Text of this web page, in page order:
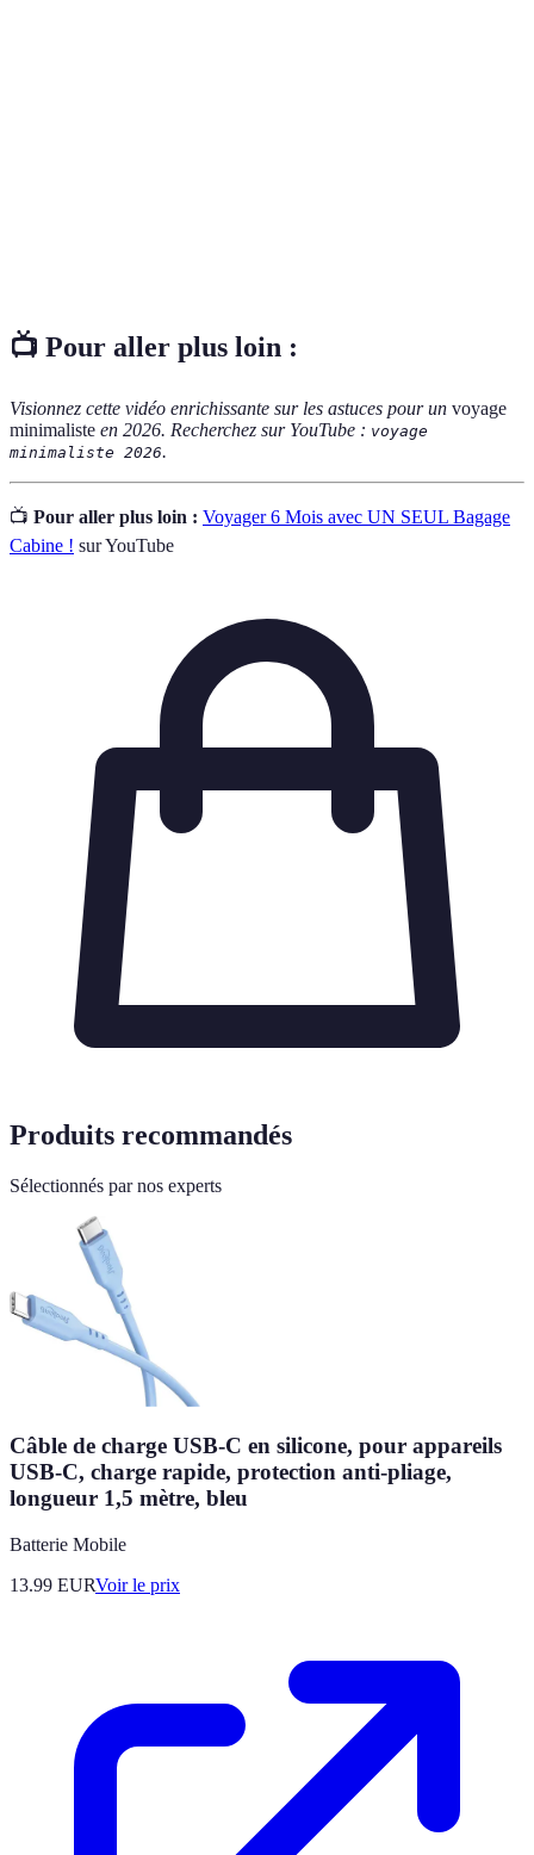
📺 Pour aller plus loin :
Visionnez cette vidéo enrichissante sur les astuces pour un voyage
minimaliste en 2026. Recherchez sur YouTube : voyage
minimaliste 2026.
📺 Pour aller plus loin : Voyager 6 Mois avec UN SEUL Bagage
Cabine ! sur YouTube
Produits recommandés
Sélectionnés par nos experts
Câble de charge USB-C en silicone, pour appareils
USB-C, charge rapide, protection anti-pliage,
longueur 1,5 mètre, bleu
Batterie Mobile
13.99 EURVoir le prix